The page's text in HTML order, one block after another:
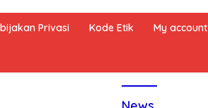
Privasi Kode Etik My account